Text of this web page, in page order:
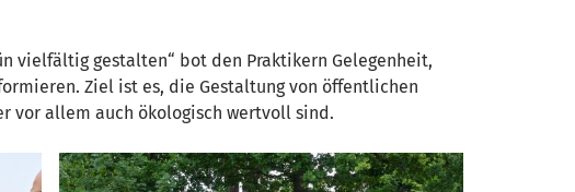
vielfältig gestalten“ bot den Praktikern Gelegenheit,
Ziel ist es, die Gestaltung von öffentlichen
vor allem auch ökologisch wertvoll sind.